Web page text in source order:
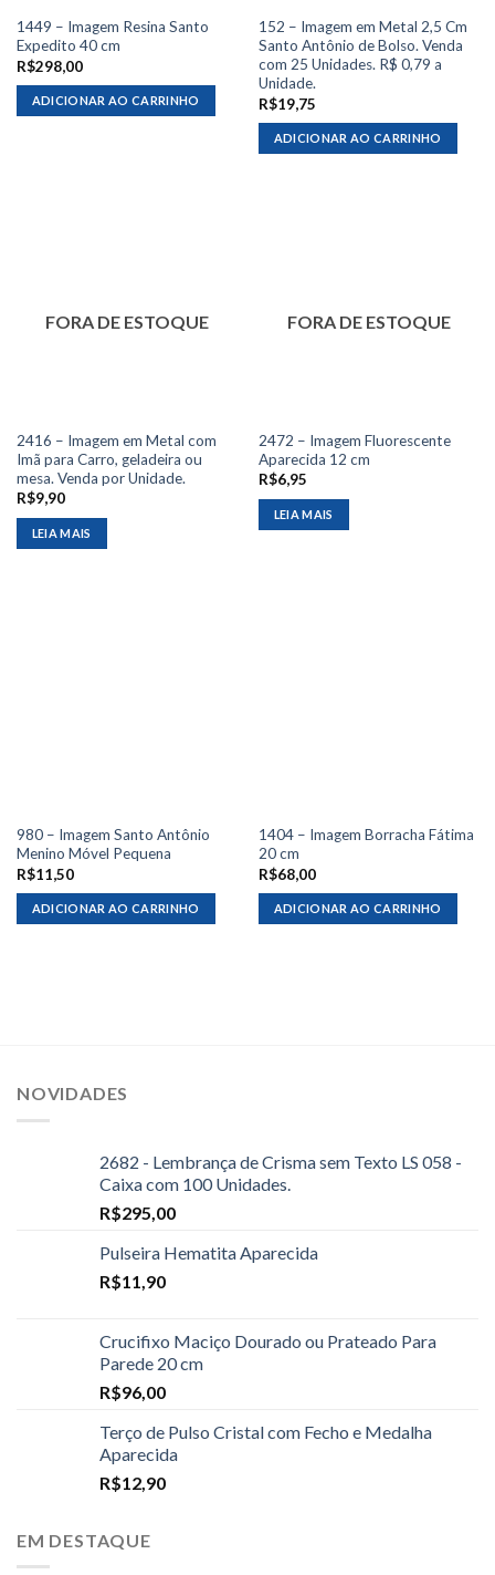
1449 – Imagem Resina Santo
Expedito 40 cm
R$298,00
ADICIONAR AO CARRINHO
152 – Imagem em Metal 2,5 Cm
Santo Antônio de Bolso. Venda
com 25 Unidades. R$ 0,79 a
Unidade.
R$19,75
ADICIONAR AO CARRINHO
FORA DE ESTOQUE
2416 – Imagem em Metal com
Imã para Carro, geladeira ou
mesa. Venda por Unidade.
R$9,90
LEIA MAIS
FORA DE ESTOQUE
2472 – Imagem Fluorescente
Aparecida 12 cm
R$6,95
LEIA MAIS
980 – Imagem Santo Antônio
Menino Móvel Pequena
R$11,50
ADICIONAR AO CARRINHO
1404 – Imagem Borracha Fátima
20 cm
R$68,00
ADICIONAR AO CARRINHO
NOVIDADES
2682 - Lembrança de Crisma sem Texto LS 058 -
Caixa com 100 Unidades.
R$295,00
Pulseira Hematita Aparecida
R$11,90
Crucifixo Maciço Dourado ou Prateado Para
Parede 20 cm
R$96,00
Terço de Pulso Cristal com Fecho e Medalha
Aparecida
R$12,90
EM DESTAQUE